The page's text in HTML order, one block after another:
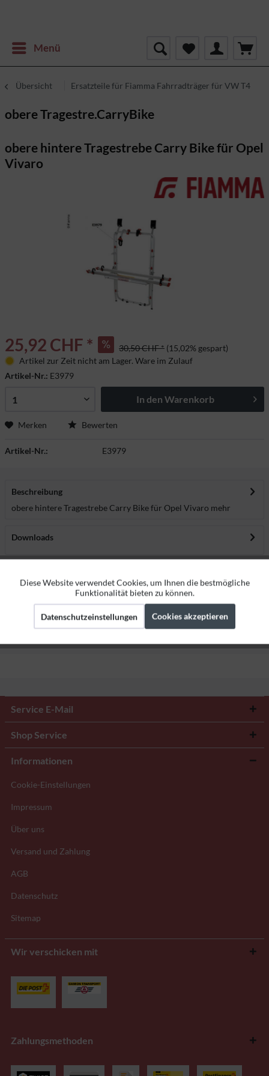
Menü
Übersicht Ersatzteile für Fiamma Fahrradträger für VW T4
obere Tragestre.CarryBike
obere hintere Tragestrebe Carry Bike für Opel
Vivaro
25,92 CHF * 30,50 CHF * (15,02% gespart)
Artikel zur Zeit nicht am Lager. Ware im Zulauf
Artikel-Nr.: E3979
In den Warenkorb
Merken Bewerten
Artikel-Nr.: E3979
Beschreibung
obere hintere Tragestrebe Carry Bike für Opel Vivaro mehr
Downloads
Bewertungen lesen, schreiben und diskutieren...mehr
Herstellerangaben
Service E-Mail
Shop Service
Informationen
Cookie-Einstellungen
Impressum
Über uns
Versand und Zahlung
AGB
Datenschutz
Sitemap
Wir verschicken mit
Zahlungsmethoden
Funktionale Aktiv
Marketing Aktiv
Diese Website verwendet Cookies, um Ihnen die bestmögliche
Funktionalität bieten zu können.
Datenschutzeinstellungen Cookies akzeptieren